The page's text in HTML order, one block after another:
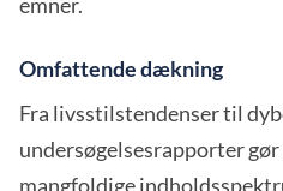
Omfattende dækning
Fra livsstilstendenser til
undersøgelsesrapporter
mangfoldige